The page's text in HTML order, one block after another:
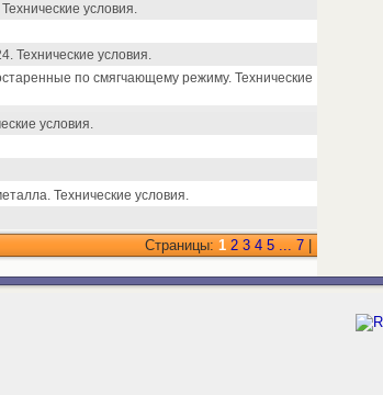
условия.
Технические условия.
по смягчающему режиму. Технические
условия.
Технические условия.
Страницы: 1 2 3 4 5 ... 7